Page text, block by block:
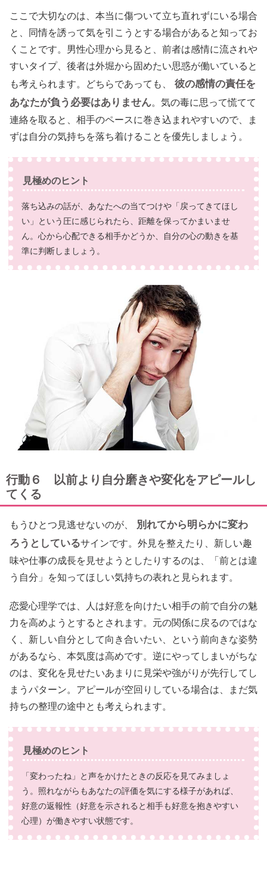
ここで大切なのは、本当に傷ついて立ち直れずにいる場合
と、同情を誘って気を引こうとする場合があると知ってお
くことです。男性心理から見ると、前者は感情に流されや
すいタイプ、後者は外堀から固めたい思惑が働いていると
も考えられます。どちらであっても、
彼の感情の責任を
あなたが負う必要はありません。気の毒に思って慌てて
連絡を取ると、相手のペースに巻き込まれやすいので、ま
ずは自分の気持ちを落ち着けることを優先しましょう。
見極めのヒント
落ち込みの話が、あなたへの当てつけや「戻ってきてほし
い」という圧に感じられたら、距離を保ってかまいませ
ん。心から心配できる相手かどうか、自分の心の動きを基
準に判断しましょう。
行動６ 以前より自分磨きや変化をアピールし
てくる
もうひとつ見逃せないのが、
別れてから明らかに変わ
ろうとしているサインです。外見を整えたり、新しい趣
味や仕事の成長を見せようとしたりするのは、「前とは違
う自分」を知ってほしい気持ちの表れと見られます。
恋愛心理学では、人は好意を向けたい相手の前で自分の魅
力を高めようとするとされます。元の関係に戻るのではな
く、新しい自分として向き合いたい、という前向きな姿勢
があるなら、本気度は高めです。逆にやってしまいがちな
のは、変化を見せたいあまりに見栄や強がりが先行してし
まうパターン。アピールが空回りしている場合は、まだ気
持ちの整理の途中とも考えられます。
見極めのヒント
「変わったね」と声をかけたときの反応を見てみましょ
う。照れながらもあなたの評価を気にする様子があれば、
好意の返報性（好意を示されると相手も好意を抱きやすい
心理）が働きやすい状態です。